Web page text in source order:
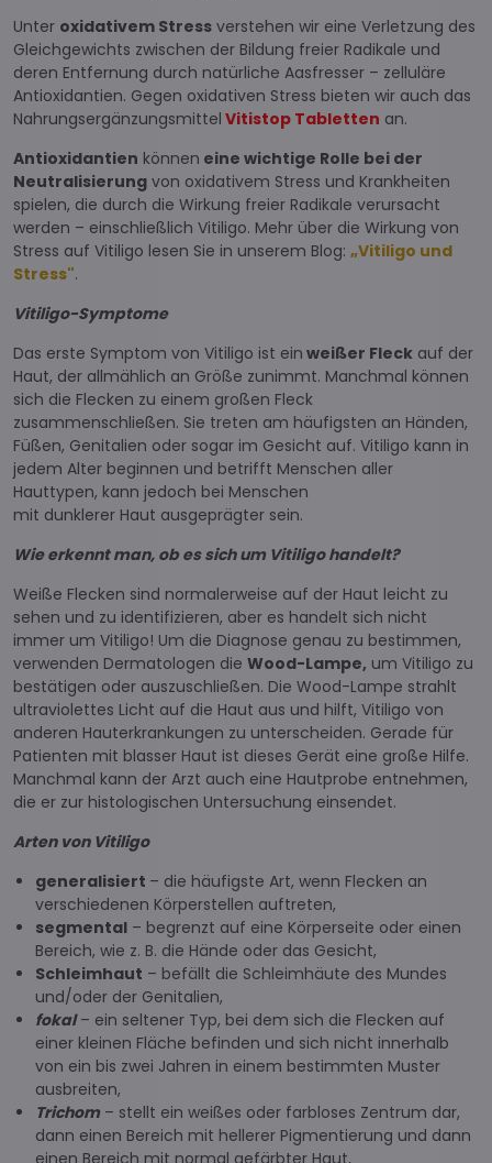
Unter oxidativem Stress verstehen wir eine Verletzung des
Gleichgewichts zwischen der Bildung freier Radikale und
deren Entfernung durch natürliche Aasfresser – zelluläre
Antioxidantien. Gegen oxidativen Stress bieten wir auch das
Nahrungsergänzungsmittel Vitistop Tabletten an.
Antioxidantien können eine wichtige Rolle bei der
Neutralisierung von oxidativem Stress und Krankheiten
spielen, die durch die Wirkung freier Radikale verursacht
werden – einschließlich Vitiligo. Mehr über die Wirkung von
Stress auf Vitiligo lesen Sie in unserem Blog: „Vitiligo und
Stress".
Vitiligo-Symptome
Das erste Symptom von Vitiligo ist ein weißer Fleck auf der
Haut, der allmählich an Größe zunimmt. Manchmal können
sich die Flecken zu einem großen Fleck
zusammenschließen. Sie treten am häufigsten an Händen,
Füßen, Genitalien oder sogar im Gesicht auf. Vitiligo kann in
jedem Alter beginnen und betrifft Menschen aller
Hauttypen, kann jedoch bei Menschen
mit dunklerer Haut ausgeprägter sein.
Wie erkennt man, ob es sich um Vitiligo handelt?
Weiße Flecken sind normalerweise auf der Haut leicht zu
sehen und zu identifizieren, aber es handelt sich nicht
immer um Vitiligo! Um die Diagnose genau zu bestimmen,
verwenden Dermatologen die Wood-Lampe, um Vitiligo zu
bestätigen oder auszuschließen. Die Wood-Lampe strahlt
ultraviolettes Licht auf die Haut aus und hilft, Vitiligo von
anderen Hauterkrankungen zu unterscheiden. Gerade für
Patienten mit blasser Haut ist dieses Gerät eine große Hilfe.
Manchmal kann der Arzt auch eine Hautprobe entnehmen,
die er zur histologischen Untersuchung einsendet.
Arten von Vitiligo
generalisiert – die häufigste Art, wenn Flecken an
verschiedenen Körperstellen auftreten,
segmental – begrenzt auf eine Körperseite oder einen
Bereich, wie z. B. die Hände oder das Gesicht,
Schleimhaut – befällt die Schleimhäute des Mundes
und/oder der Genitalien,
fokal– ein seltener Typ, bei dem sich die Flecken auf
einer kleinen Fläche befinden und sich nicht innerhalb
von ein bis zwei Jahren in einem bestimmten Muster
ausbreiten,
Trichom– stellt ein weißes oder farbloses Zentrum dar,
dann einen Bereich mit hellerer Pigmentierung und dann